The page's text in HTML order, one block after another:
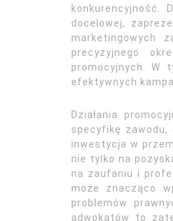
konkurencyjność.
docelowej,
marketingowych
precyzyjnego
promocyjnych. W
efektywnych
Działania
specyfikę
inwestycja w
nie tylko na
na zaufaniu i
może znacząco
problemów
adwokatów to